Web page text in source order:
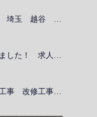
株式会社川建総業 埼玉 越谷 春日部 外壁 建設業 求人
新しく仲間が増えました！ 求人募集中
春日部市 タイル工事 改修工事 現場女子 求人募集中